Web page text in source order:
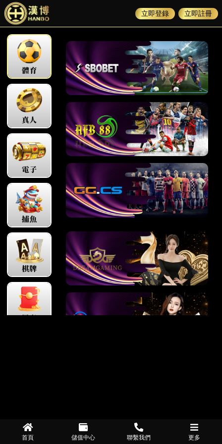
立即登錄 立即註冊
首頁 儲值中心 聯繫我們 更多